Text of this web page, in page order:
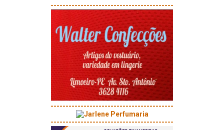
-----------------------------------------
-----------------------------------------
-----------------------------------------